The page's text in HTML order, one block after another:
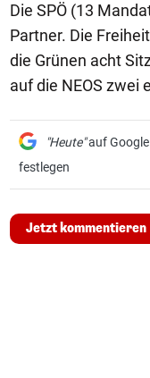
Die SPÖ (13
Partner. Die
die Grünen acht
auf die NEOS zwei
"Heute"auf
festlegen
Jetzt kommentieren